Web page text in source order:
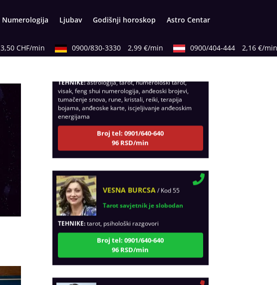
Numerologija Ljubav Godišnji horoskop Astro Centar
CHF/min 0900/830-3330 2,99 €/min 0900/404-444 2,16 €/min
Tarot savjetnik je zauzet
visak, feng shui numerologija, anđeoski brojevi,
tumačenje snova, rune, kristali, reiki, terapija
bojama, anđeoske karte, iscjeljivanje anđeoskim
energijama
Broj tel: 0901/640-640
96 RSD/min
Tarot savjetnik je slobodan
TEHNIKE:tarot, psihološki razgovori
Broj tel: 0901/640-640
96 RSD/min